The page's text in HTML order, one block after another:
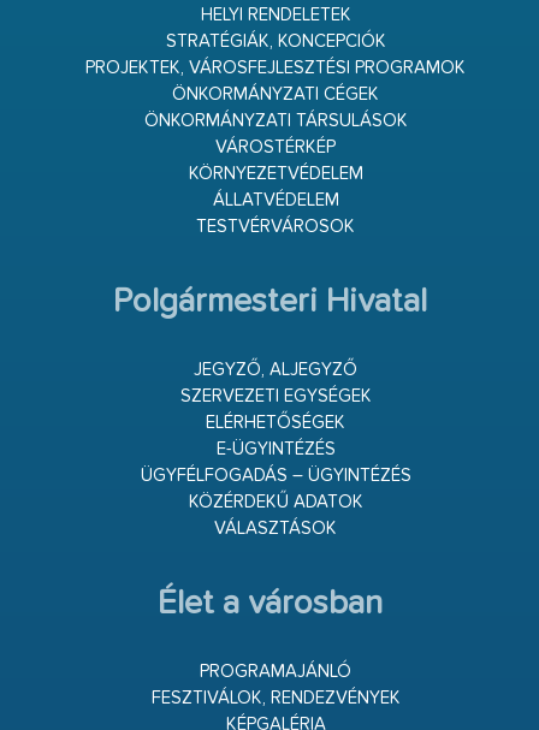
HELYI RENDELETEK
STRATÉGIÁK, KONCEPCIÓK
PROJEKTEK, VÁROSFEJLESZTÉSI PROGRAMOK
ÖNKORMÁNYZATI CÉGEK
ÖNKORMÁNYZATI TÁRSULÁSOK
VÁROSTÉRKÉP
KÖRNYEZETVÉDELEM
ÁLLATVÉDELEM
TESTVÉRVÁROSOK
Polgármesteri Hivatal
JEGYZŐ, ALJEGYZŐ
SZERVEZETI EGYSÉGEK
ELÉRHETŐSÉGEK
E-ÜGYINTÉZÉS
ÜGYFÉLFOGADÁS – ÜGYINTÉZÉS
KÖZÉRDEKŰ ADATOK
VÁLASZTÁSOK
Élet a városban
PROGRAMAJÁNLÓ
FESZTIVÁLOK, RENDEZVÉNYEK
KÉPGALÉRIA